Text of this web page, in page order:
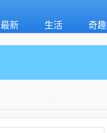
最新 生活 奇趣